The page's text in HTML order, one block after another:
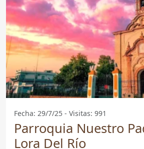
Fecha: 29/7/25 - Visitas: 991
Parroquia Nuestro
Lora Del Río